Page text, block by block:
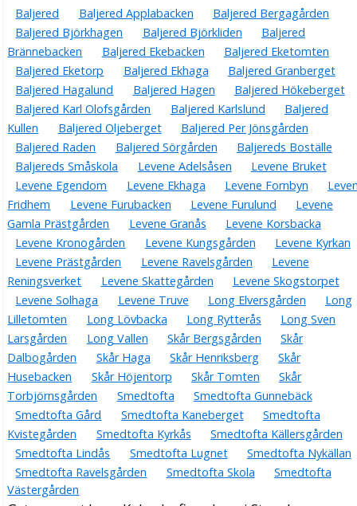
Baljered Baljered Applabacken
Baljered Bergagården
Baljered Björkhagen
Baljered Björkliden
Baljered
Brännebacken
Baljered Ekebacken
Baljered Eketomten
Baljered Eketorp
Baljered Ekhaga
Baljered Granberget
Baljered Hagalund
Baljered Hagen
Baljered Hökeberget
Baljered Karl Olofsgården
Baljered Karlslund
Baljered
Kullen
Baljered Oljeberget
Baljered Per Jönsgården
Baljered Raden
Baljered Sörgården
Baljereds Boställe
Baljereds Småskola
Levene Adelsåsen
Levene Bruket
Levene Egendom
Levene Ekhaga Levene Fornbyn
Fridhem
Levene Furubacken Levene Furulund
Levene
Gamla Prästgården
Levene Granås
Levene Korsbacka
Levene Kronogården
Levene Kungsgården
Levene Kyrkan
Levene Prästgården
Levene Ravelsgården
Levene
Reningsverket
Levene Skattegården
Levene Skogstorpet
Levene Solhaga
Levene Truve Long Elversgården
Long
Lilletomten
Long Lövbacka Long Rytterås
Long Sven
Larsgården
Long Vallen Skår Bergsgården
Skår
Dalbogården
Skår Haga Skår Henriksberg
Skår
Husebacken
Skår Höjentorp Skår Tomten
Skår
Torbjörnsgården
Smedtofta
Smedtofta Gunnebäck
Smedtofta Gård
Smedtofta Kaneberget
Smedtofta
Kvistegården
Smedtofta Kyrkås
Smedtofta Källersgården
Smedtofta Lindås
Smedtofta Lugnet
Smedtofta Nykällan
Smedtofta Ravelsgården
Smedtofta Skola
Smedtofta
Västergården